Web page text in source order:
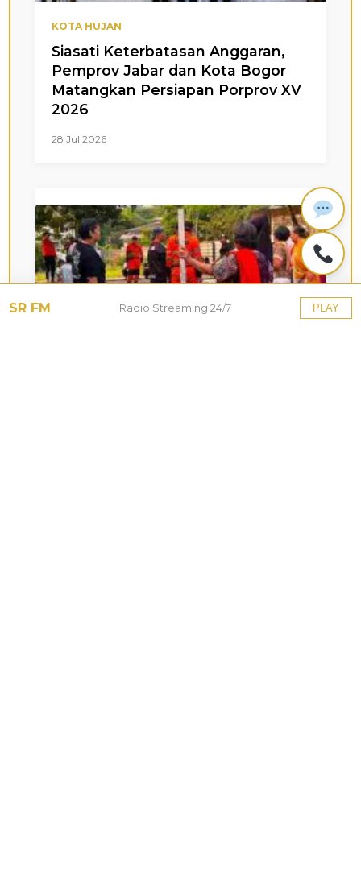
KOTA HUJAN
Siasati Keterbatasan Anggaran,
Pemprov Jabar dan Kota Bogor
Matangkan Persiapan Porprov XV
2026
28 Jul 2026
SR FM Radio Streaming 24/7 PLAY